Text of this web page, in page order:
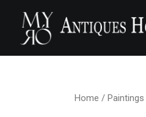
Home / Paintings